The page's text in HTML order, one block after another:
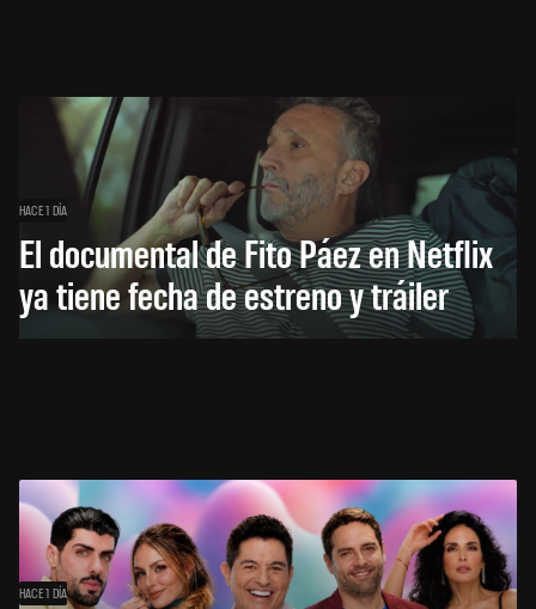
HACE 1 DÍA
El documental de Fito Páez en Netflix
ya tiene fecha de estreno y tráiler
HACE 1 DÍA